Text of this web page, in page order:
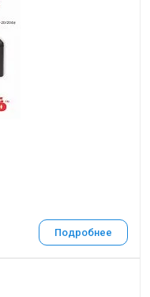
Подробнее